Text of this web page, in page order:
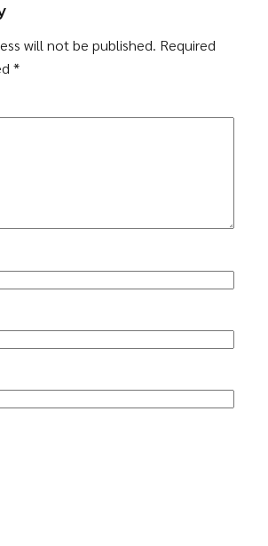
will not be published. Required
*